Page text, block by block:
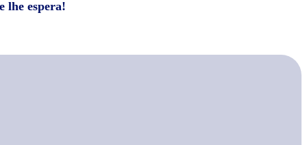
lhe espera!